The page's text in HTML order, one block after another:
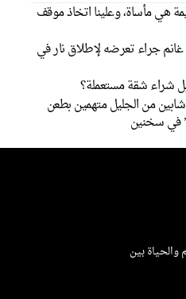
هي مأساة، وعلينا اتخاذ موقف
غانم جراء تعرضه لإطلاق نار في
شراء شقة مستعملة؟
من الجليل متهمين بطعن
في سخنين
والحياة بين